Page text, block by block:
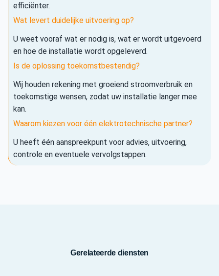
efficiënter.
Wat levert duidelijke uitvoering op?
U weet vooraf wat er nodig is, wat er wordt uitgevoerd
en hoe de installatie wordt opgeleverd.
Is de oplossing toekomstbestendig?
Wij houden rekening met groeiend stroomverbruik en
toekomstige wensen, zodat uw installatie langer mee
kan.
Waarom kiezen voor één elektrotechnische partner?
U heeft één aanspreekpunt voor advies, uitvoering,
controle en eventuele vervolgstappen.
Gerelateerde diensten